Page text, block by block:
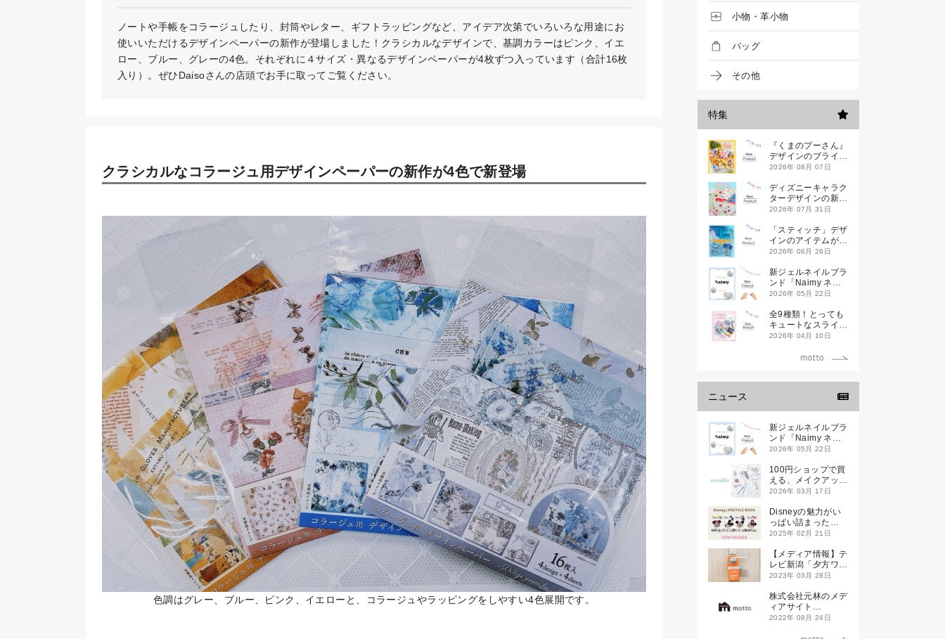
ノートや手帳をコラージュしたり、封筒やレター、ギフトラッピングなど、アイデア次第でいろいろな用途にお
使いいただけるデザインペーパーの新作が登場しました！クラシカルなデザインで、基調カラーはピンク、イエ
ロー、ブルー、グレーの4色。それぞれに４サイズ・異なるデザインペーパーが4枚ずつ入っています（合計16枚
入り）。ぜひDaisoさんの店頭でお手に取ってご覧ください。
クラシカルなコラージュ用デザインペーパーの新作が4色で新登場
色調はグレー、ブルー、ピンク、イエローと、コラージュやラッピングをしやすい4色展開です。
小物・革小物
バッグ
その他
特集
『くまのプーさん』
デザインのブライン
ドミニハンドタオル
2026年 08月 07日
ディズニーキャラク
ターデザインの新作
シールが一挙発売
2026年 07月 31日
「スティッチ」デザ
インのアイテムが新
登場です
2026年 06月 26日
新ジェルネイルブラ
ンド「Naimy ネイ
ミィ」が誕生します
2026年 05月 22日
全9種類！とっても
キュートなスライダ
ーケースが新登場し
2026年 04月 10日
ニュース
新ジェルネイルブラ
ンド「Naimy ネイ
ミィ」が誕生します
2026年 05月 22日
100円ショップで買
える、メイクアップ
ブランド
ス）」誕生。
2026年 03月 17日
Disneyの魅力がい
っぱい詰まった
『Disney
』が2月21日(金)に
新発売！
2025年 02月 21日
【メディア情報】テ
レビ新潟「夕方ワイ
ド新潟一番」
2023年 03月 28日
株式会社元林のメデ
ィアサイト
「motto」がローン
2022年 08月 24日